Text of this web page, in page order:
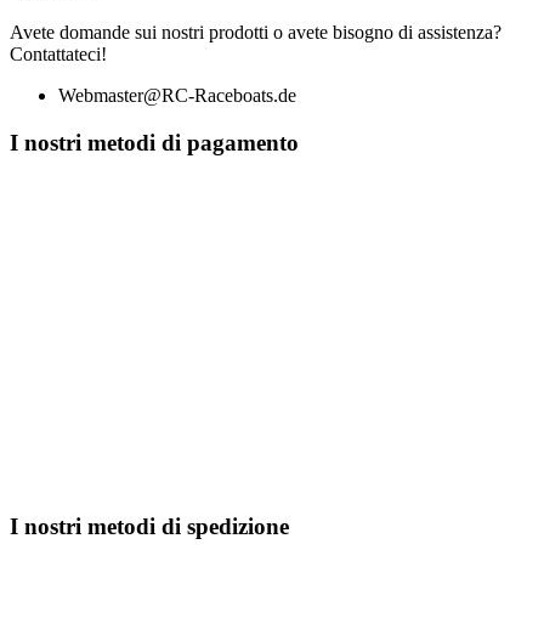
Avete domande sui nostri prodotti o avete bisogno di assistenza?
Contattateci!
Webmaster@RC-Raceboats.de
I nostri metodi di pagamento
I nostri metodi di spedizione